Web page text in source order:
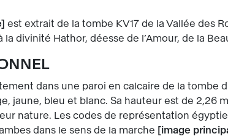
est extrait de la tombe KV17 de la Vallée des
la divinité Hathor, déesse de l’Amour, de la
dans une paroi en calcaire de la tombe
jaune, bleu et blanc. Sa hauteur est de 2,26
nature. Les codes de représentation
dans le sens de la marche
image